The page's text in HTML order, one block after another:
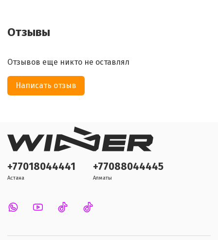
Отзывы
Отзывов еще никто не оставлял
Написать отзыв
+77018044441
Астана
+77088044445
Алматы